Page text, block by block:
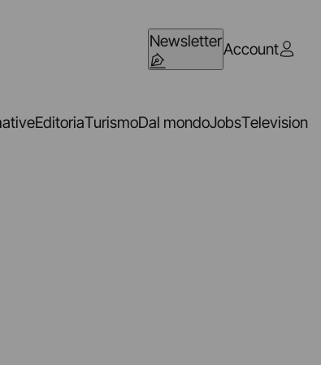
NewsletterAccount
EditoriaTurismoDal mondoJobsTelevision